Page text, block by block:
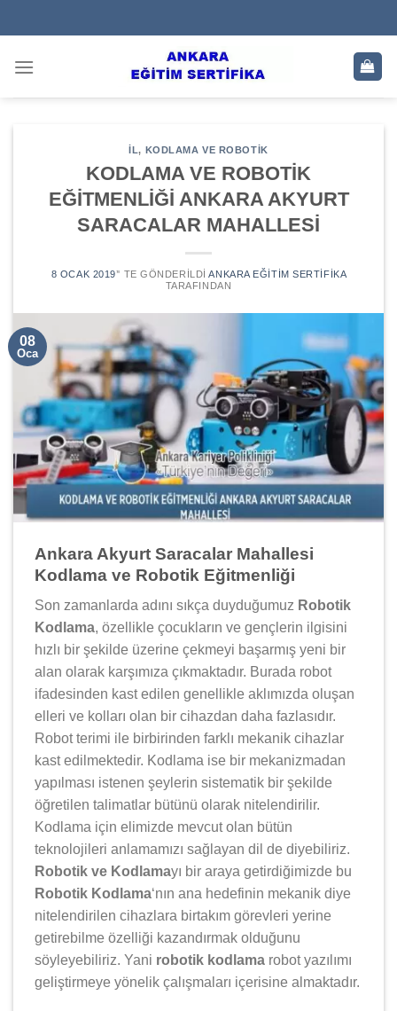
to
IL, KODLAMA VE ROBOTIK
KODLAMA VE ROBOTİK
EĞİTMENLİĞİ ANKARA AKYURT
SARACALAR MAHALLESİ
8 OCAK 2019’' TE GÖNDERILDI ANKARA EĞITIM SERTIFIKA
TARAFINDAN
08
Oca
Ankara Akyurt Saracalar Mahallesi
Kodlama ve Robotik Eğitmenliği
Son zamanlarda adını sıkça duyduğumuz Robotik
Kodlama, özellikle çocukların ve gençlerin ilgisini
hızlı bir şekilde üzerine çekmeyi başarmış yeni bir
alan olarak karşımıza çıkmaktadır. Burada robot
ifadesinden kast edilen genellikle aklımızda oluşan
elleri ve kolları olan bir cihazdan daha fazlasıdır.
Robot terimi ile birbirinden farklı mekanik cihazlar
kast edilmektedir. Kodlama ise bir mekanizmadan
yapılması istenen şeylerin sistematik bir şekilde
öğretilen talimatlar bütünü olarak nitelendirilir.
Kodlama için elimizde mevcut olan bütün
teknolojileri anlamamızı sağlayan dil de diyebiliriz.
Robotik ve Kodlamayı bir araya getirdiğimizde bu
Robotik Kodlama‘nın ana hedefinin mekanik diye
nitelendirilen cihazlara birtakım görevleri yerine
getirebilme özelliği kazandırmak olduğunu
söyleyebiliriz. Yani robotik kodlama robot yazılımı
geliştirmeye yönelik çalışmaları içerisine almaktadır.